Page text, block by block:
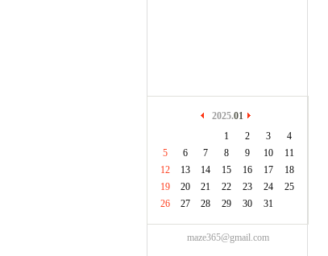
2025.01
1
2 3
4
5
6 7 8 9 10
11
12
13 14 15 16 17
18
19
20 21 22 23 24
25
26
27 28 29 30 31
maze365@gmail.com